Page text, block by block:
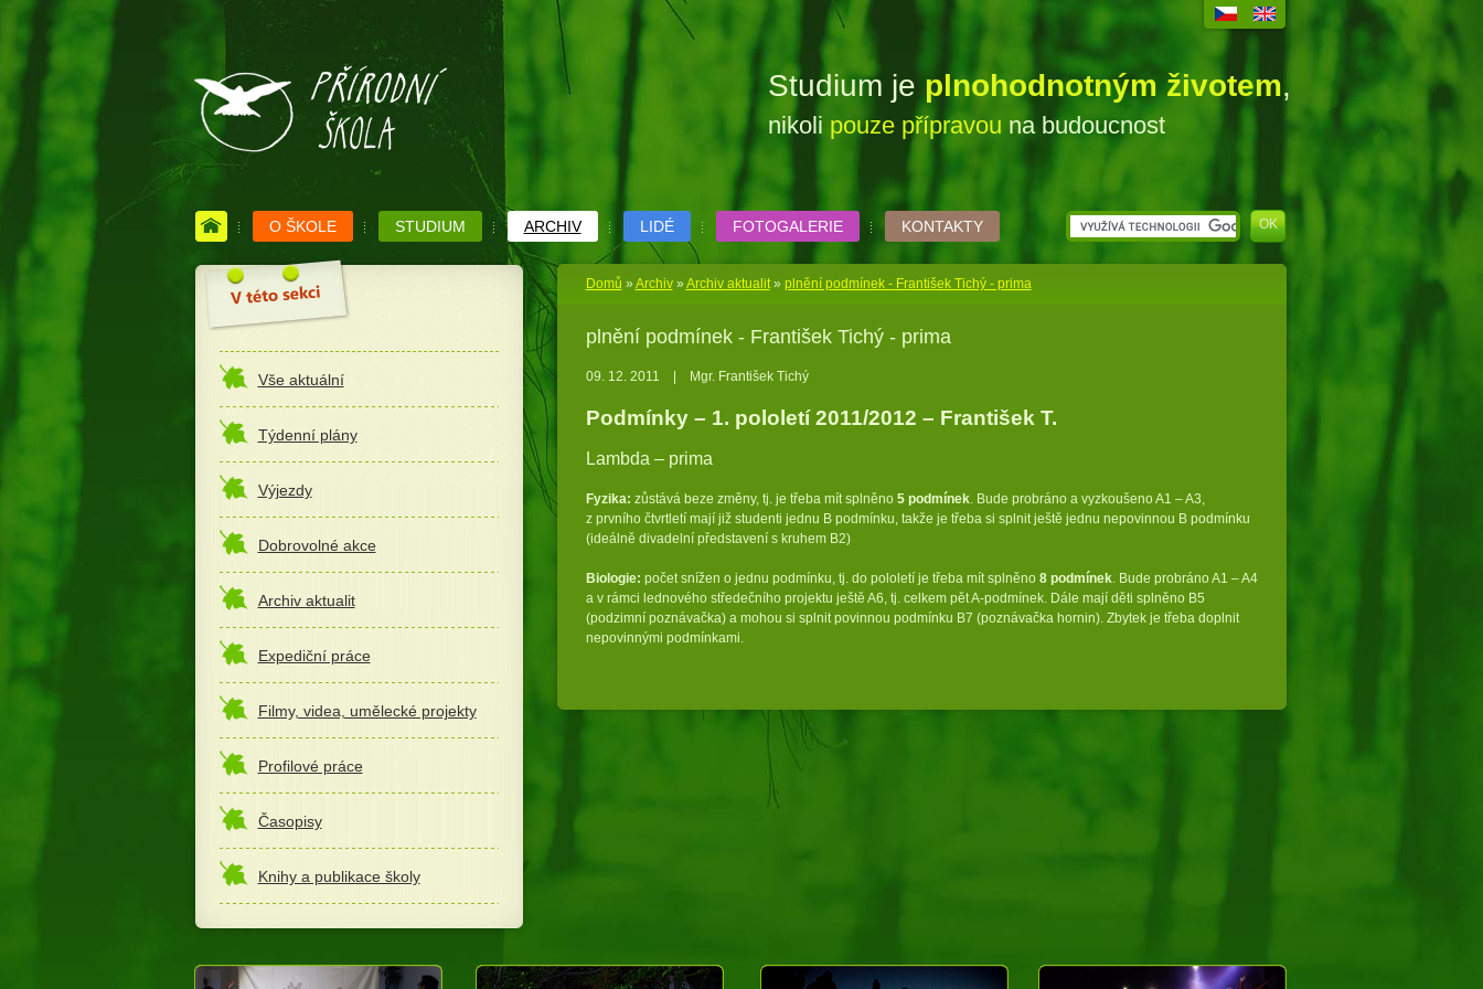
Studium je plnohodnotným životem,
nikoli pouze přípravou na budoucnost
O ŠKOLE STUDIUM ARCHIV LIDÉ FOTOGALERIE KONTAKTY
Vše aktuální
Týdenní plány
Výjezdy
Dobrovolné akce
Archiv aktualit
Expediční práce
Filmy, videa, umělecké projekty
Profilové práce
Časopisy
Knihy a publikace školy
Domů » Archiv» Archiv aktualit» plnění podmínek - František Tichý - prima
plnění podmínek - František Tichý - prima
09. 12. 2011 Mgr. František Tichý
Podmínky – 1. pololetí 2011/2012 – František T.
Lambda – prima
Fyzika: zůstává beze změny, tj. je třeba mít splněno 5 podmínek. Bude probráno a vyzkoušeno A1 – A3,
z prvního čtvrtletí mají již studenti jednu B podmínku, takže je třeba si splnit ještě jednu nepovinnou B podmínku
(ideálně divadelní představení s kruhem B2)
Biologie: počet snížen o jednu podmínku, tj. do pololetí je třeba mít splněno 8 podmínek. Bude probráno A1 – A4
a v rámci lednového středečního projektu ještě A6, tj. celkem pět A-podmínek. Dále mají děti splněno B5
(podzimní poznávačka) a mohou si splnit povinnou podmínku B7 (poznávačka hornin). Zbytek je třeba doplnit
nepovinnými podmínkami.